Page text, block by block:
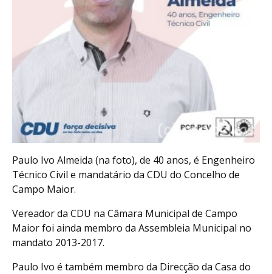
Paulo Ivo Almeida (na foto), de 40 anos, é Engenheiro
Técnico Civil e mandatário da CDU do Concelho de
Campo Maior.
Vereador da CDU na Câmara Municipal de Campo
Maior foi ainda membro da Assembleia Municipal no
mandato 2013-2017.
Paulo Ivo é também membro da Direcção da Casa do